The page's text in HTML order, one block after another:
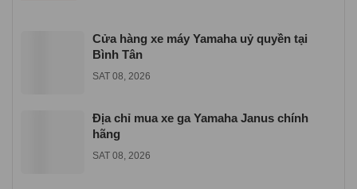
Cửa hàng xe máy Yamaha uỷ quyền tại
Bình Tân
SAT 08, 2026
Địa chỉ mua xe ga Yamaha Janus chính
hãng
SAT 08, 2026